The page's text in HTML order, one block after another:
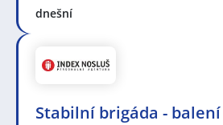
dnešní
Stabilní brigáda - balení